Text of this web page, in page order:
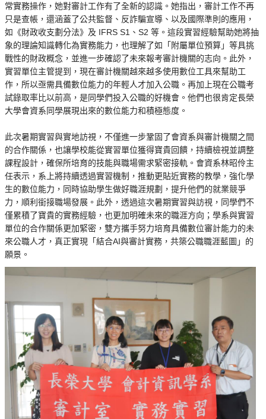
常實務操作，她對審計工作有了全新的認識。她指出，審計工作不再
只是查帳，還涵蓋了公共監督、反詐騙宣導、以及國際準則的應用，
如《財政收支劃分法》及 IFRS S1、S2 等。這段實習經驗幫助她將抽
象的理論知識轉化為實務能力，也理解了如「附屬單位預算」等具挑
戰性的財政概念，並進一步確認了未來報考審計機關的志向。此外，
實習單位主管提到，現在審計機關越來越多使用數位工具來幫助工
作，所以亟需具備數位能力的年輕人才加入公職。再加上現在公職考
試錄取率比以前高，是同學們投入公職的好機會。他們也很肯定長榮
大學會資系同學展現出來的數位能力和積極態度。
此次暑期實習與實地訪視，不僅進一步鞏固了會資系與審計機關之間
的合作關係，也讓學校能從實習單位獲得寶貴回饋，持續檢視並調整
課程設計，確保所培育的技能與職場需求緊密接軌。會資系林昭伶主
任表示，系上將持續透過實習機制，推動更貼近實務的教學，強化學
生的數位能力，同時協助學生做好職涯規劃，提升他們的就業競爭
力，順利銜接職場發展。此外，透過這次暑期實習與訪視，同學們不
僅累積了寶貴的實務經驗，也更加明確未來的職涯方向；學系與實習
單位的合作關係更加緊密，雙方攜手努力培育具備數位審計能力的未
來公職人才，真正實現「結合AI與審計實務，共築公職職涯藍圖」的
願景。